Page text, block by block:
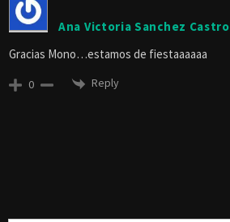
Ana Victoria Sanchez Castro
Gracias Mono…estamos de fiestaaaaaa
0 Reply